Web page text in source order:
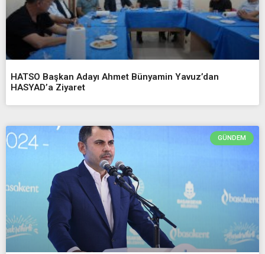
HATSO Başkan Adayı Ahmet Bünyamin Yavuz’dan
HASYAD’a Ziyaret
GÜNDEM